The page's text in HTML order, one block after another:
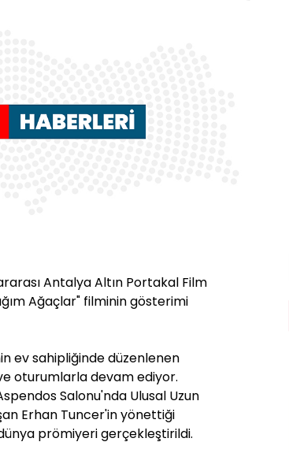
Antalya Altın Portakal Film
Ağaçlar" filminin gösterimi
ev sahipliğinde düzenlenen
oturumlarla devam ediyor.
Salonu'nda Ulusal Uzun
Erhan Tuncer'in yönettiği
prömiyeri gerçekleştirildi.